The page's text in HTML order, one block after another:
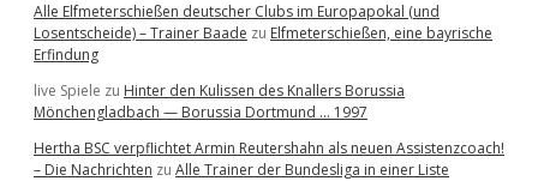
Alle Elfmeterschießen deutscher Clubs im Europapokal (und
Losentscheide) – Trainer Baade zu Elfmeterschießen, eine bayrische
Erfindung
live Spiele zu Hinter den Kulissen des Knallers Borussia
Mönchengladbach — Borussia Dortmund … 1997
Hertha BSC verpflichtet Armin Reutershahn als neuen Assistenzcoach!
– Die Nachrichten zu Alle Trainer der Bundesliga in einer Liste